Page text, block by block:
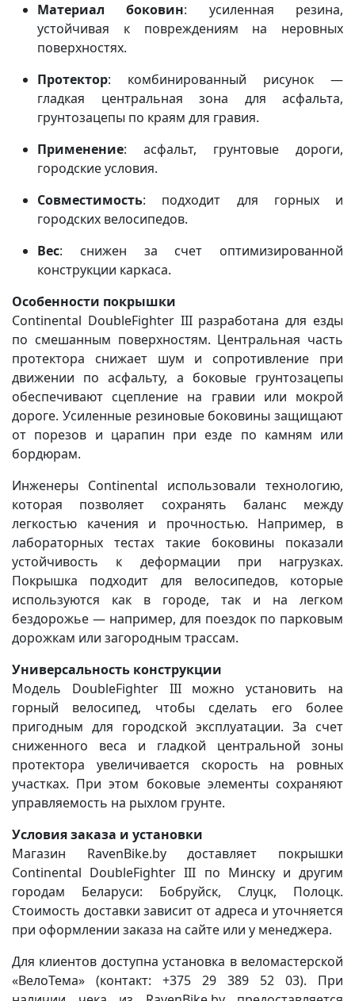
Материал боковин: усиленная резина,
устойчивая к повреждениям на неровных
поверхностях.
Протектор: комбинированный рисунок —
гладкая центральная зона для асфальта,
грунтозацепы по краям для гравия.
Применение: асфальт, грунтовые дороги,
городские условия.
Совместимость: подходит для горных и
городских велосипедов.
Вес: снижен за счет оптимизированной
конструкции каркаса.
Особенности покрышки
Continental DoubleFighter III разработана для езды
по смешанным поверхностям. Центральная часть
протектора снижает шум и сопротивление при
движении по асфальту, а боковые грунтозацепы
обеспечивают сцепление на гравии или мокрой
дороге. Усиленные резиновые боковины защищают
от порезов и царапин при езде по камням или
бордюрам.
Инженеры Continental использовали технологию,
которая позволяет сохранять баланс между
легкостью качения и прочностью. Например, в
лабораторных тестах такие боковины показали
устойчивость к деформации при нагрузках.
Покрышка подходит для велосипедов, которые
используются как в городе, так и на легком
бездорожье — например, для поездок по парковым
дорожкам или загородным трассам.
Универсальность конструкции
Модель DoubleFighter III можно установить на
горный велосипед, чтобы сделать его более
пригодным для городской эксплуатации. За счет
сниженного веса и гладкой центральной зоны
протектора увеличивается скорость на ровных
участках. При этом боковые элементы сохраняют
управляемость на рыхлом грунте.
Условия заказа и установки
Магазин RavenBike.by доставляет покрышки
Continental DoubleFighter III по Минску и другим
городам Беларуси: Бобруйск, Слуцк, Полоцк.
Стоимость доставки зависит от адреса и уточняется
при оформлении заказа на сайте или у менеджера.
Для клиентов доступна установка в веломастерской
«ВелоТема» (контакт: +375 29 389 52 03). При